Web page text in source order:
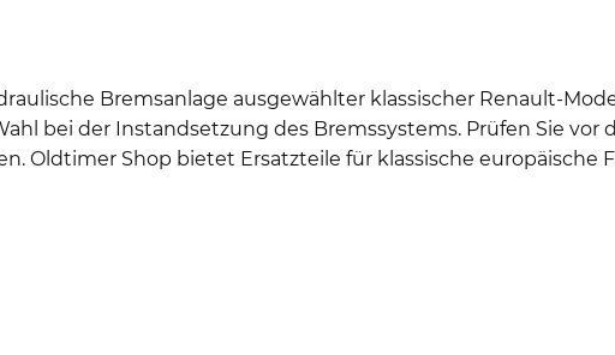
Bremsanlage ausgewählter klassischer Renault-
bei der Instandsetzung des Bremssystems. Prüfen Sie vor
Oldtimer Shop bietet Ersatzteile für klassische europäische